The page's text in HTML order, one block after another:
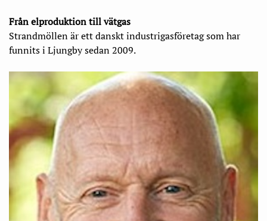
Från elproduktion till vätgas
Strandmöllen är ett danskt industrigasföretag som har
funnits i Ljungby sedan 2009.